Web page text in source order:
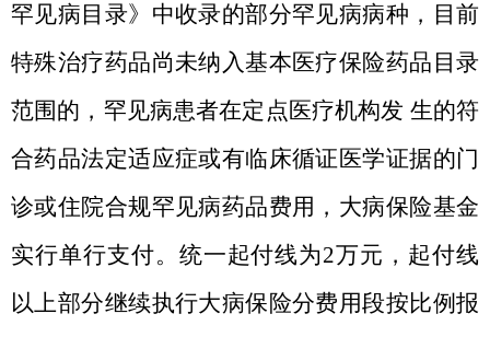
罕见病目录》中收录的部分罕见病病种，目前
特殊治疗药品尚未纳入基本医疗保险药品目录
范围的，罕见病患者在定点医疗机构发 生的符
合药品法定适应症或有临床循证医学证据的门
诊或住院合规罕见病药品费用，大病保险基金
实行单行支付。统一起付线为2万元，起付线
以上部分继续执行大病保险分费用段按比例报